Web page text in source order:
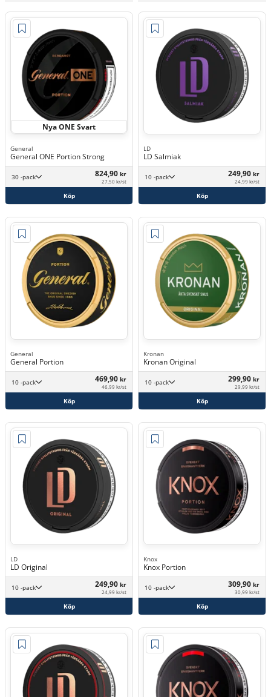
Nya ONE Svart
General
General ONE Portion Strong
30 -pack 824,90 kr
27,50 kr/st
Köp
LD
LD Salmiak
10 -pack 249,90 kr
24,99 kr/st
Köp
General
General Portion
10 -pack 469,90 kr
46,99 kr/st
Köp
Kronan
Kronan Original
10 -pack 299,90 kr
29,99 kr/st
Köp
LD
LD Original
10 -pack 249,90 kr
24,99 kr/st
Köp
Knox
Knox Portion
10 -pack 309,90 kr
30,99 kr/st
Köp